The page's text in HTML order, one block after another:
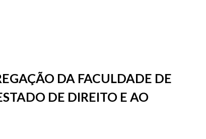
DA FACULDADE DE
DE DIREITO E AO